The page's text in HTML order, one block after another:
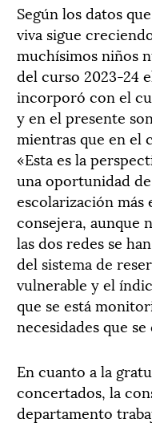
Según los datos
viva sigue
muchísimos niños
del curso 2023-24
incorporó con el
y en el presente
mientras que en el
«Esta es la
una oportunidad
escolarización más
consejera, aunque
las dos redes se
del sistema de
vulnerable y el
que se está
necesidades que
En cuanto a la
concertados, la
departamento